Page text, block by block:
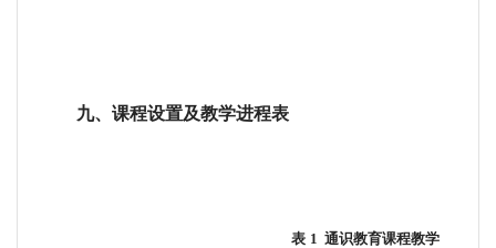
九、课程设置及教学进程表
表 1 通识教育课程教学